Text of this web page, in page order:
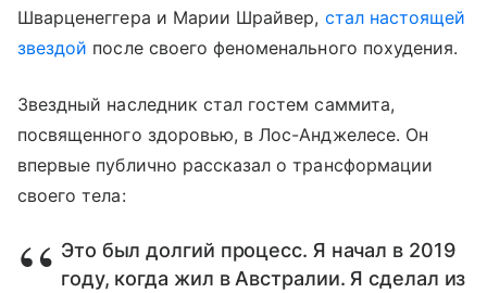
Шварценеггера и Марии Шрайвер, стал настоящей
звездой после своего феноменального похудения.
Звездный наследник стал гостем саммита,
посвященного здоровью, в Лос-Анджелесе. Он
впервые публично рассказал о трансформации
своего тела:
Это был долгий процесс. Я начал в 2019
году, когда жил в Австралии. Я сделал из